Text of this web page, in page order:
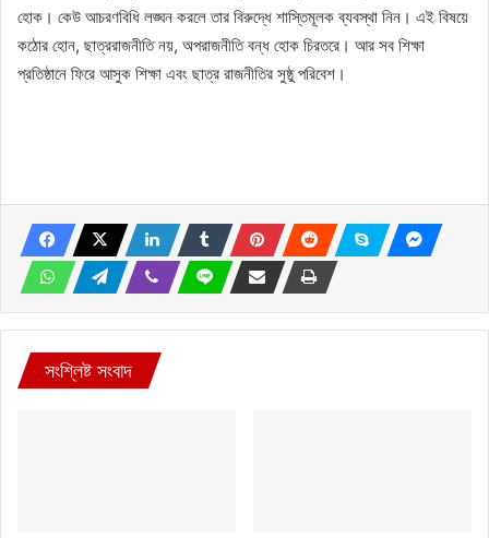
হোক। কেউ আচরণবিধি লঙ্ঘন করলে তার বিরুদ্ধে শাস্তিমূলক ব্যবস্থা নিন। এই বিষয়ে
কঠোর হোন, ছাত্ররাজনীতি নয়, অপরাজনীতি বন্ধ হোক চিরতরে। আর সব শিক্ষা
প্রতিষ্ঠানে ফিরে আসুক শিক্ষা এবং ছাত্র রাজনীতির সুষ্ঠু পরিবেশ।
সংশ্লিষ্ট সংবাদ